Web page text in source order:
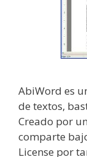
AbiWord es
de textos,
Creado por
comparte
License por